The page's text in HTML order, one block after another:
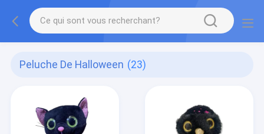
Peluche De Halloween (23)